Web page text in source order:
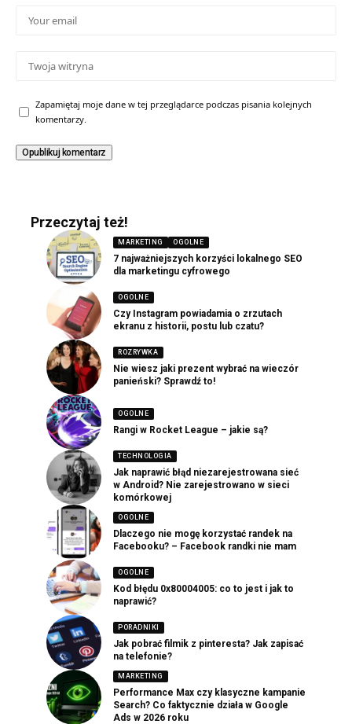
Zapamiętaj moje dane w tej przeglądarce podczas pisania kolejnych
komentarzy.
Przeczytaj też!
MARKETING OGOLNE
7 najważniejszych korzyści lokalnego SEO
dla marketingu cyfrowego
OGOLNE
Czy Instagram powiadamia o zrzutach
ekranu z historii, postu lub czatu?
ROZRYWKA
Nie wiesz jaki prezent wybrać na wieczór
panieński? Sprawdź to!
OGOLNE
Rangi w Rocket League – jakie są?
TECHNOLOGIA
Jak naprawić błąd niezarejestrowana sieć
w Android? Nie zarejestrowano w sieci
komórkowej
OGOLNE
Dlaczego nie mogę korzystać randek na
Facebooku? – Facebook randki nie mam
OGOLNE
Kod błędu 0x80004005: co to jest i jak to
naprawić?
PORADNIKI
Jak pobrać filmik z pinteresta? Jak zapisać
na telefonie?
MARKETING
Performance Max czy klasyczne kampanie
Search? Co faktycznie działa w Google
Ads w 2026 roku